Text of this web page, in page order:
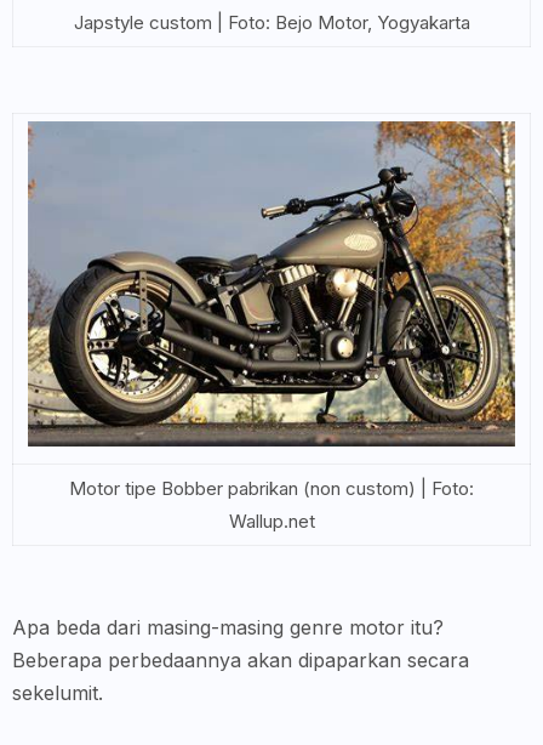
Japstyle custom | Foto: Bejo Motor, Yogyakarta
Motor tipe Bobber pabrikan (non custom) | Foto:
Wallup.net
Apa beda dari masing-masing genre motor itu?
Beberapa perbedaannya akan dipaparkan secara
sekelumit.